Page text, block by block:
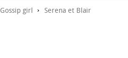
Gossip girl › Serena et Blair